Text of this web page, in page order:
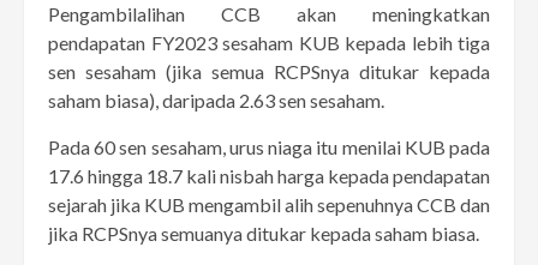
Pengambilalihan CCB akan meningkatkan
pendapatan FY2023 sesaham KUB kepada lebih tiga
sen sesaham (jika semua RCPSnya ditukar kepada
saham biasa), daripada 2.63 sen sesaham.
Pada 60 sen sesaham, urus niaga itu menilai KUB pada
17.6 hingga 18.7 kali nisbah harga kepada pendapatan
sejarah jika KUB mengambil alih sepenuhnya CCB dan
jika RCPSnya semuanya ditukar kepada saham biasa.